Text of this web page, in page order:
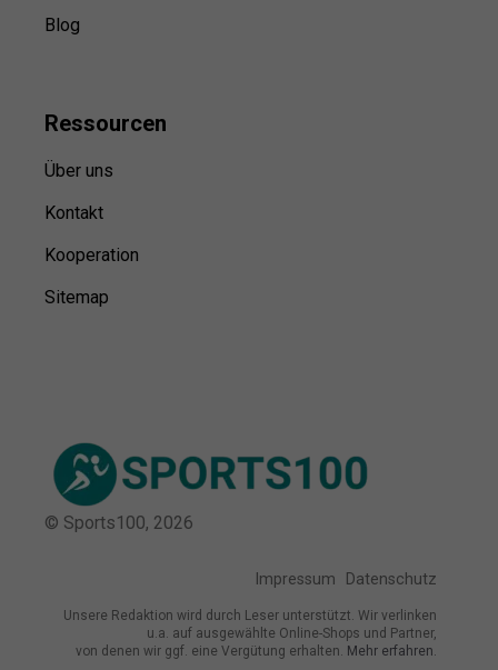
Blog
Ressourcen
Über uns
Kontakt
Kooperation
Sitemap
© Sports100, 2026
Impressum Datenschutz
Unsere Redaktion wird durch Leser unterstützt. Wir verlinken
u.a. auf ausgewählte Online-Shops und Partner,
von denen wir ggf. eine Vergütung erhalten. Mehr erfahren.